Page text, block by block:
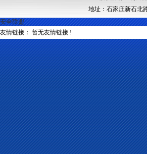
地址：石家庄新石北
安全联盟
友情链接： 暂无友情链接 !